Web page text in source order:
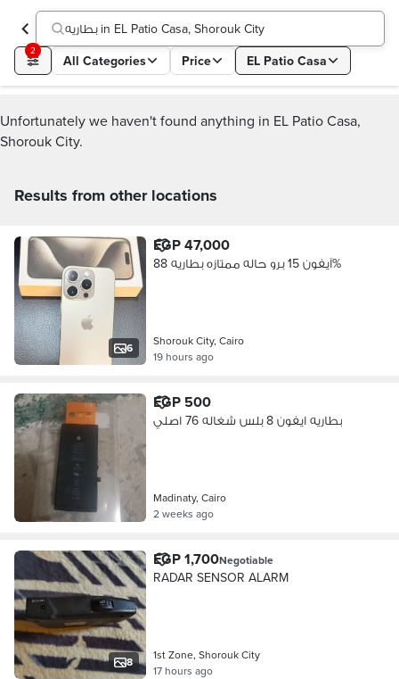
بطاريه in EL Patio Casa, Shorouk City
2
All Categories Price EL Patio Casa
Unfortunately we haven't found anything in EL Patio Casa,
Shorouk City.
Results from other locations
6
EGP 47,000
آيفون 15 برو حاله ممتازه بطاريه 88‎%‎
Shorouk City, Cairo
19 hours ago
EGP 500
بطاريه ايفون 8 بلس شغاله 76 اصلي
Madinaty, Cairo
2 weeks ago
8
EGP 1,700Negotiable
RADAR SENSOR ALARM
1st Zone, Shorouk City
17 hours ago